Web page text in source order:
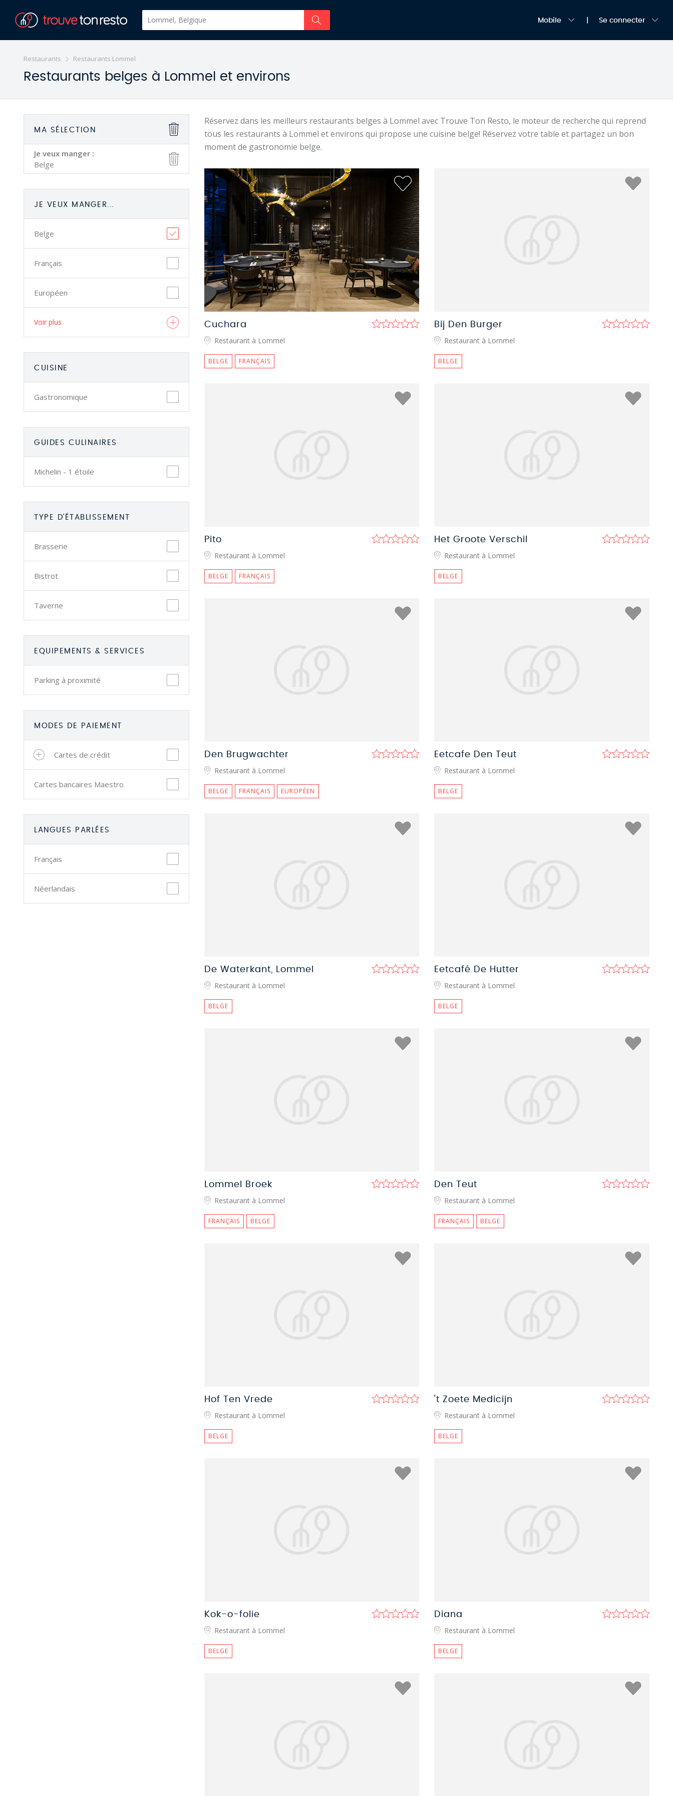
Mobile Se connecter
Restaurants Restaurants Lommel
Restaurants belges à Lommel et environs
MA SÉLECTION
Je veux manger :
Belge
JE VEUX MANGER...
Belge
Français
Européen
Voir plus
CUISINE
Gastronomique
GUIDES CULINAIRES
Michelin - 1 étoile
TYPE D'ÉTABLISSEMENT
Brasserie
Bistrot
Taverne
EQUIPEMENTS & SERVICES
Parking à proximité
MODES DE PAIEMENT
Cartes de crédit
Cartes bancaires Maestro
LANGUES PARLÉES
Français
Néerlandais
Réservez dans les meilleurs restaurants belges à Lommel avec Trouve Ton Resto, le moteur de recherche qui reprend
tous les restaurants à Lommel et environs qui propose une cuisine belge! Réservez votre table et partagez un bon
moment de gastronomie belge.
Cuchara
Restaurant à Lommel
BELGE FRANÇAIS
Bij Den Burger
Restaurant à Lommel
BELGE
Pito
Restaurant à Lommel
BELGE FRANÇAIS
Het Groote Verschil
Restaurant à Lommel
BELGE
Den Brugwachter
Restaurant à Lommel
BELGE FRANÇAIS EUROPÉEN
Eetcafe Den Teut
Restaurant à Lommel
BELGE
De Waterkant, Lommel
Restaurant à Lommel
BELGE
Eetcafé De Hutter
Restaurant à Lommel
BELGE
Lommel Broek
Restaurant à Lommel
FRANÇAIS BELGE
Den Teut
Restaurant à Lommel
FRANÇAIS BELGE
Hof Ten Vrede
Restaurant à Lommel
BELGE
't Zoete Medicijn
Restaurant à Lommel
BELGE
Kok-o-folie
Restaurant à Lommel
BELGE
Diana
Restaurant à Lommel
BELGE